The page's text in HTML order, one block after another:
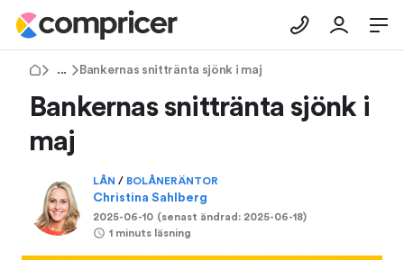
Tips & RådBankernas snittränta sjönk i maj
Bankernas snittränta sjönk i
maj
LÅN/ BOLÅNERÄNTOR
Christina Sahlberg
2025-06-10 (senast ändrad: 2025-06-18)
1 minuts läsning